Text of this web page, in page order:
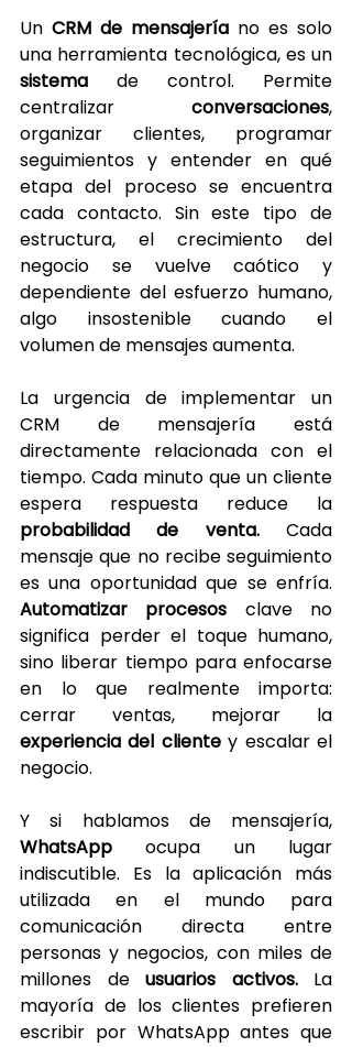
Un CRM de mensajería no es solo
sistema de control. Permite
centralizar conversaciones,
organizar clientes, programar
seguimientos y entender en qué
etapa del proceso se encuentra
cada contacto. Sin este tipo de
estructura, el crecimiento del
negocio se vuelve caótico y
dependiente del esfuerzo humano,
algo insostenible cuando el
volumen de mensajes aumenta.
La urgencia de implementar un
CRM de mensajería está
directamente relacionada con el
tiempo. Cada minuto que un cliente
probabilidad de venta. Cada
mensaje que no recibe seguimiento
Automatizar procesos clave no
significa perder el toque humano,
sino liberar tiempo para enfocarse
en lo que realmente importa:
experiencia del cliente y escalar el
negocio.
WhatsApp ocupa un lugar
indiscutible. Es la aplicación más
utilizada en el mundo para
comunicación directa entre
personas y negocios, con miles de
millones de usuarios activos. La
mayoría de los clientes prefieren
escribir por WhatsApp antes que